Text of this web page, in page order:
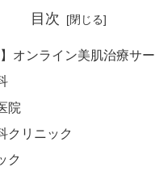
目次
オンライン美肌治療サ
院
クリニック
ク